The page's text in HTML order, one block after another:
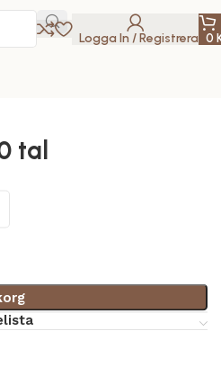
Logga In / Registrera 0
tal